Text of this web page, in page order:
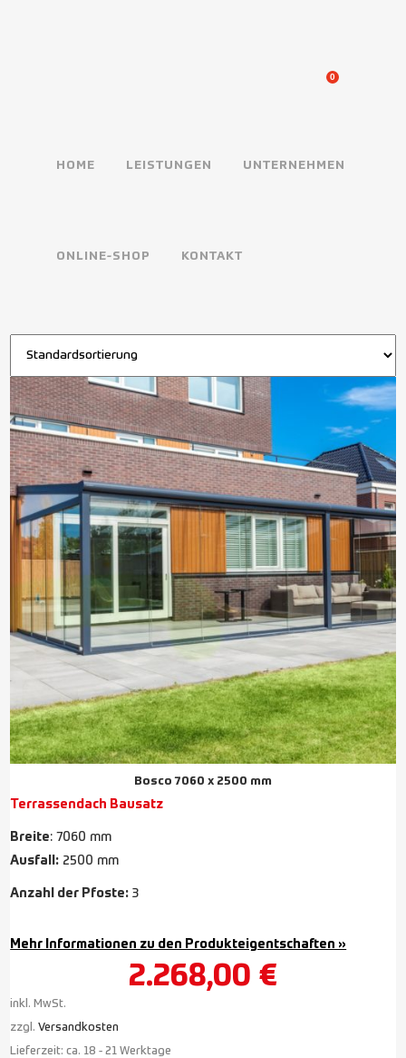
0
HOME LEISTUNGEN UNTERNEHMEN
ONLINE-SHOP KONTAKT
Bosco 7060 x 2500 mm
Terrassendach Bausatz
Breite: 7060 mm
Ausfall: 2500 mm
Anzahl der Pfoste: 3
Mehr Informationen zu den Produkteigentschaften »
2.268,00 €
inkl. MwSt.
zzgl.Versandkosten
Lieferzeit:ca. 18 - 21 Werktage